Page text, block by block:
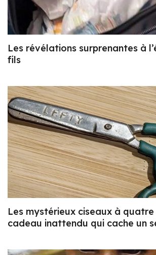
Les révélations surprenantes à
fils
Les mystérieux ciseaux à
cadeau inattendu qui cache un